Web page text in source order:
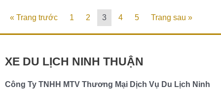
« Trang trước 1 2 3 4 5 Trang sau »
XE DU LỊCH NINH THUẬN
Công Ty TNHH MTV Thương Mại Dịch Vụ Du Lịch Ninh